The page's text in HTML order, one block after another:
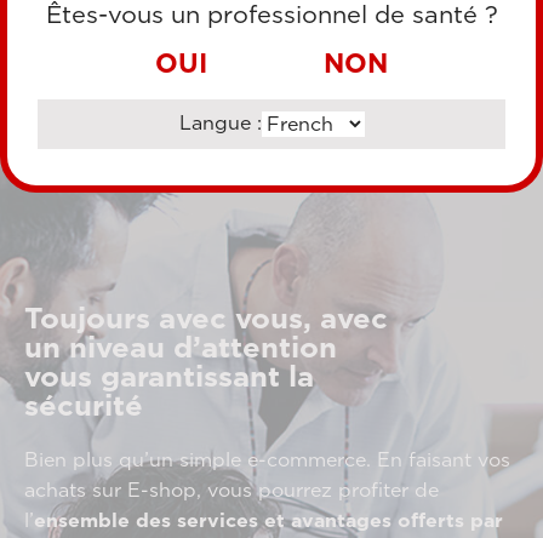
Toujours avec vous, avec
un niveau d’attention
vous garantissant la
sécurité
Bien plus qu’un simple e-commerce. En faisant vos
achats sur E-shop, vous pourrez profiter de
l’ensemble des services et avantages offerts par
Êtes-vous un professionnel de santé ?
OUI NON
Langue :